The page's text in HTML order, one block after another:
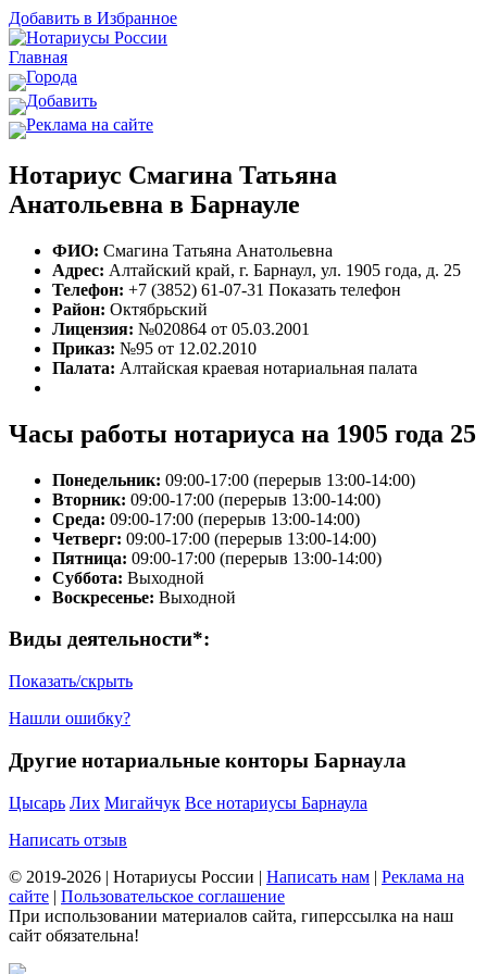
Добавить в Избранное
Главная
Города
Добавить
Реклама на сайте
Нотариус Смагина Татьяна
Анатольевна в Барнауле
ФИО: Смагина Татьяна Анатольевна
Адрес: Алтайский край, г. Барнаул, ул. 1905 года, д. 25
Телефон: +7 (3852) 61-07-31 Показать телефон
Район: Октябрьский
Лицензия: №020864 от 05.03.2001
Приказ: №95 от 12.02.2010
Палата: Алтайская краевая нотариальная палата
Часы работы нотариуса на 1905 года 25
Понедельник: 09:00-17:00 (перерыв 13:00-14:00)
Вторник: 09:00-17:00 (перерыв 13:00-14:00)
Среда: 09:00-17:00 (перерыв 13:00-14:00)
Четверг: 09:00-17:00 (перерыв 13:00-14:00)
Пятница: 09:00-17:00 (перерыв 13:00-14:00)
Суббота: Выходной
Воскресенье: Выходной
Виды деятельности*:
Показать/скрыть
Нашли ошибку?
Другие нотариальные конторы Барнаула
Цысарь Лих Мигайчук Все нотариусы Барнаула
Написать отзыв
© 2019-2026 | Нотариусы России | Написать нам | Реклама на
сайте | Пользовательское соглашение
При использовании материалов сайта, гиперссылка на наш
сайт обязательна!